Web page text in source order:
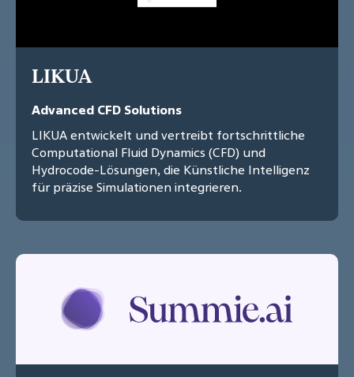
LIKUA
Advanced CFD Solutions
LIKUA entwickelt und vertreibt fortschrittliche
Computational Fluid Dynamics (CFD) und
Hydrocode-Lösungen, die Künstliche Intelligenz
für präzise Simulationen integrieren.